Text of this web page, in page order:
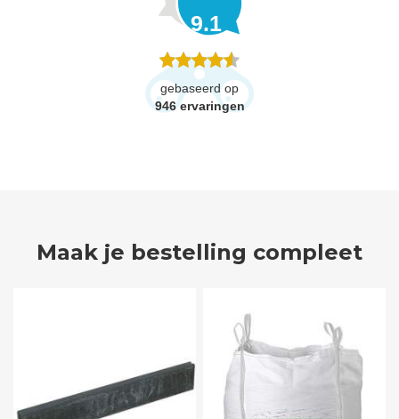
9.1
gebaseerd op
946 ervaringen
Maak je bestelling compleet